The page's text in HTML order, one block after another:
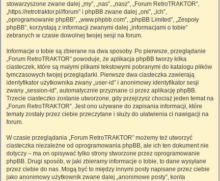
stowarzyszone zwane dalej „my”, „nas”, „nasz”, „Forum RetroTRAKTOR”,
„https://retrotraktor.pl//forum” i phpBB zwane dalej „oni”, „ich”,
„oprogramowanie phpBB”, „www.phpbb.com”, „phpBB Limited”, „Zespoły
phpBB”, korzystają z informacji zwanymi dalej „informacjami o tobie”
zebranych w czasie dowolnej twojej sesji na forum.
Informacje o tobie są zbierane na dwa sposoby. Po pierwsze, przeglądanie
„Forum RetroTRAKTOR” powoduje, że aplikacja phpBB tworzy kilka
ciasteczek, które są małymi plikami tekstowymi pobranymi do katalogu plików
tymczasowych twojej przeglądarki. Pierwsze dwa ciasteczka zawierają
identyfikator użytkownika zwany „user-id” i anonimowy identyfikator sesji
zwany „session-id”, automatycznie przyznane ci przez aplikację phpBB.
Trzecie ciasteczko zostanie utworzone, gdy przejrzysz chociaż jeden temat na
„Forum RetroTRAKTOR”. Jest ono używane do zapisania informacji, które
tematy zostały przez ciebie przeczytane i służy do ułatwienia ci nawigacji na
forum.
W czasie przeglądania „Forum RetroTRAKTOR” możemy też utworzyć
ciasteczka niezależne od oprogramowania phpBB, ale ich ten dokument nie
dotyczy – ma on opisywać tylko strony stworzone przez oprogramowanie
phpBB. Drugi sposób, w jaki zbieramy informacje o tobie, to dane wysyłane
przez ciebie do nas. Mogą być to między innymi posty napisane przez ciebie
jako anonimowy użytkownik zwane dalej „anonimowe posty”, konta